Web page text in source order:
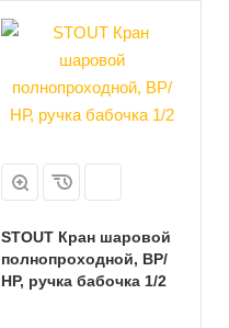
STOUT Кран шаровой
полнопроходной, ВР/
НР, ручка бабочка 1/2